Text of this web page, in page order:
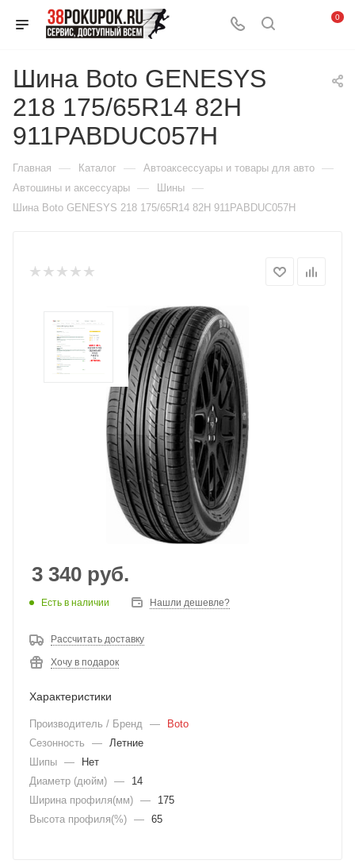
0
Шина Boto GENESYS
218 175/65R14 82H
911PABDUC057H
Главная — Каталог — Автоаксессуары и товары для авто —
Автошины и аксессуары — Шины —
Шина Boto GENESYS 218 175/65R14 82H 911PABDUC057H
3 340 руб.
Есть в наличии Нашли дешевле?
Рассчитать доставку
Хочу в подарок
Характеристики
Производитель / Бренд —
Boto
Сезонность
— Летние
Шипы —
Нет
Диаметр (дюйм) —
14
Ширина профиля(мм) —
175
Высота профиля(%) — 65